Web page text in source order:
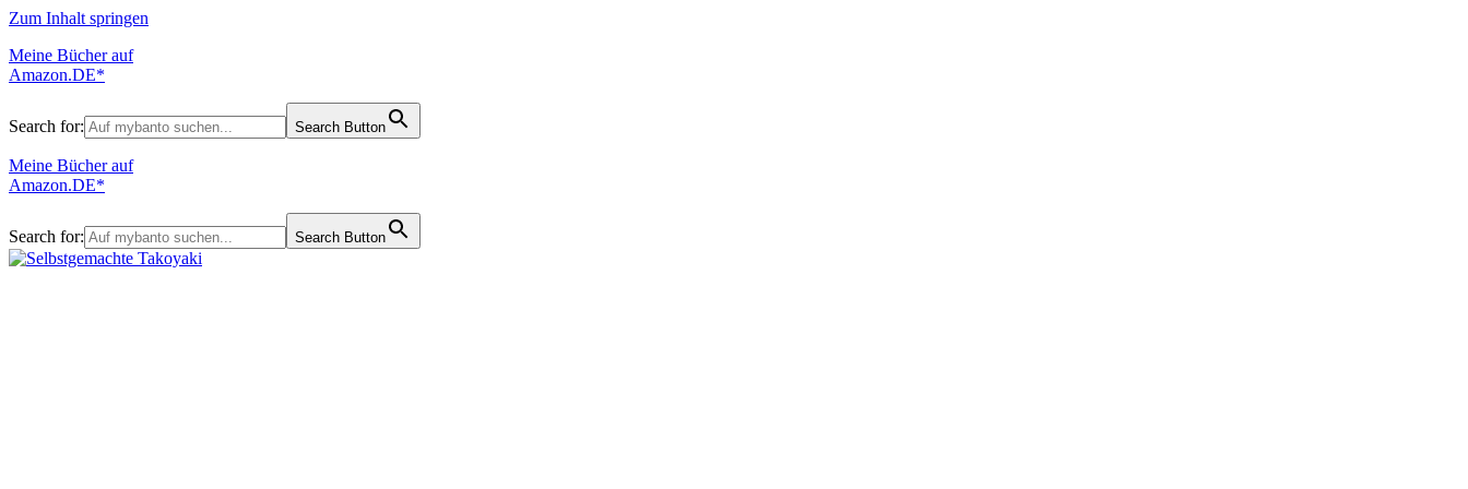
Zum Inhalt springen
Meine Bücher auf
Amazon.DE*
Search for: Search Button
Meine Bücher auf
Amazon.DE*
Search for: Search Button